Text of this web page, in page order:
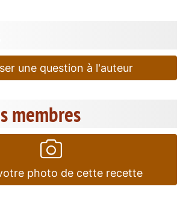
une question à l'auteur
membres
photo de cette recette